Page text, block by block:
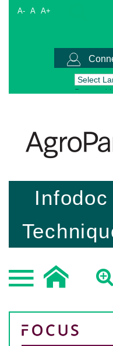
A- A A+
Powered